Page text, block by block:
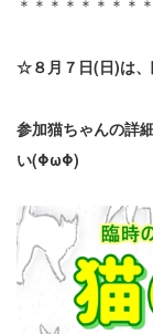
＊＊＊＊＊＊＊＊
☆８月７日(日)は
参加猫ちゃんの詳
い(ΦωΦ)